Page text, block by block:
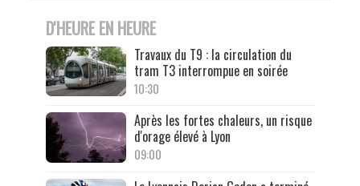
D'HEURE EN HEURE
Travaux du T9 : la circulation du
tram T3 interrompue en soirée
10:30
Après les fortes chaleurs, un risque
d'orage élevé à Lyon
09:00